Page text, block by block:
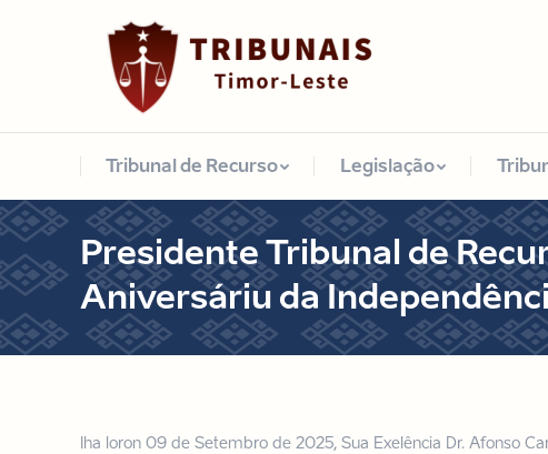
Tribunal de Recurso Legislação
Presidente Tribunal de
Aniversáriu da
Iha loron 09 de Setembro de 2025, Sua Exelência Dr. Afonso
Tribunal de Recurso Legislação